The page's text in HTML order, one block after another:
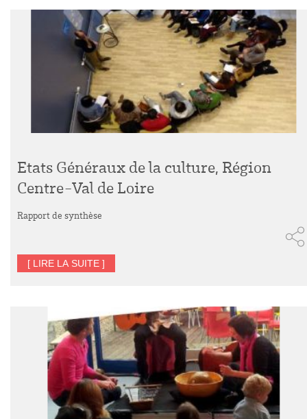
Etats Généraux de la culture, Région
Centre-Val de Loire
Rapport de synthèse
[ LIRE LA SUITE ]